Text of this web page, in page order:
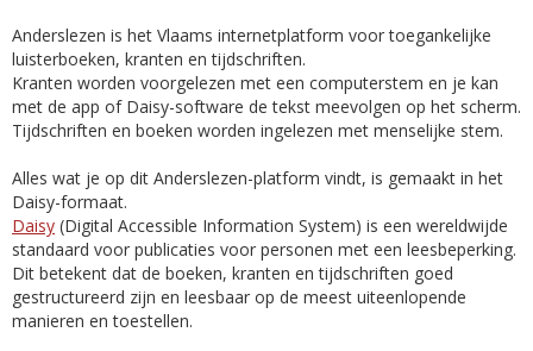
Anderslezen is het Vlaams internetplatform voor toegankelijke
luisterboeken, kranten en tijdschriften.
Kranten worden voorgelezen met een computerstem en je kan
met de app of Daisy-software de tekst meevolgen op het scherm.
Tijdschriften en boeken worden ingelezen met menselijke stem.
Alles wat je op dit Anderslezen-platform vindt, is gemaakt in het
Daisy-formaat.
Daisy (Digital Accessible Information System) is een wereldwijde
standaard voor publicaties voor personen met een leesbeperking.
Dit betekent dat de boeken, kranten en tijdschriften goed
gestructureerd zijn en leesbaar op de meest uiteenlopende
manieren en toestellen.